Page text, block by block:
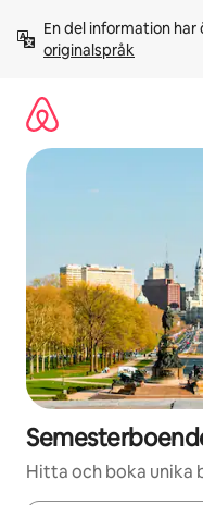
innehåll
En del information
originalspråk
Hitta och boka unika